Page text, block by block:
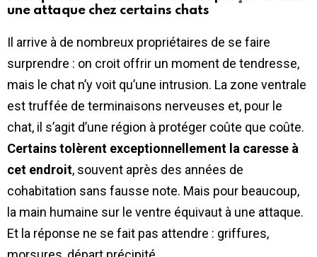
une attaque chez certains chats
Il arrive à de nombreux propriétaires de se faire
surprendre : on croit offrir un moment de tendresse,
mais le chat n’y voit qu’une intrusion. La zone ventrale
est truffée de terminaisons nerveuses et, pour le
chat, il s’agit d’une région à protéger coûte que coûte.
Certains tolèrent exceptionnellement la caresse à
cet endroit, souvent après des années de
cohabitation sans fausse note. Mais pour beaucoup,
la main humaine sur le ventre équivaut à une attaque.
Et la réponse ne se fait pas attendre : griffures,